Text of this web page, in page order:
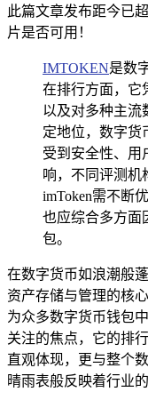
此篇文章发布距今已
片是否可用！
IMTOKEN是数
在排行方面，它
以及对多种主流
定地位，数字货
受到安全性、用
响，不同评测机
imToken需不断
也应综合多方面
包。
在数字货币如浪潮般
资产存储与管理的核
为众多数字货币钱包
关注的焦点，它的排
直观体现，更与整个
晴雨表般反映着行业